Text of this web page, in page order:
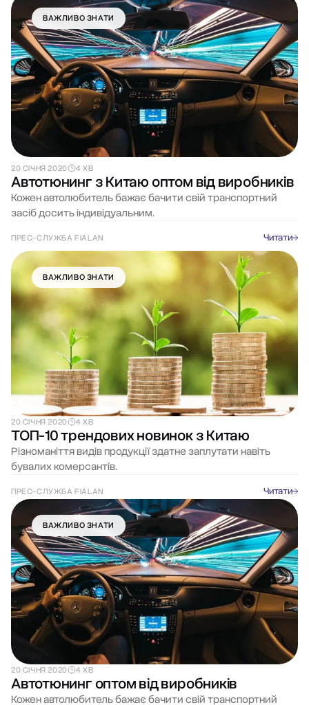
ВАЖЛИВО ЗНАТИ
20 СІЧНЯ 2020 4 ХВ
Автотюнинг з Китаю оптом від виробників
Кожен автолюбитель бажає бачити свій транспортний
засіб досить індивідуальним.
ПРЕС-СЛУЖБА FIALAN Читати
ВАЖЛИВО ЗНАТИ
20 СІЧНЯ 2020 4 ХВ
ТОП-10 трендових новинок з Китаю
Різноманіття видів продукції здатне заплутати навіть
бувалих комерсантів.
ПРЕС-СЛУЖБА FIALAN Читати
ВАЖЛИВО ЗНАТИ
20 СІЧНЯ 2020 4 ХВ
Автотюнинг оптом від виробників
Кожен автолюбитель бажає бачити свій транспортний